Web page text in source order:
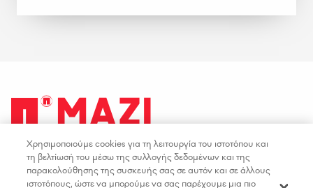
facebookyoutubeinstagramlinkedin
Χρησιμοποιούμε cookies για τη λειτουργία του ιστοτόπου και
τη βελτίωσή του μέσω της συλλογής δεδομένων και της
παρακολούθησης της συσκευής σας σε αυτόν και σε άλλους
ιστοτόπους, ώστε να μπορούμε να σας παρέχουμε μια πιο